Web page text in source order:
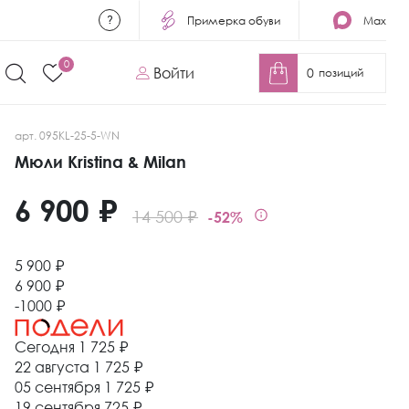
Примерка обуви Max
0
Войти 0 позиций
арт. 095KL-25-5-WN
Мюли Kristina & Milan
14 500 ₽ -52%
6 900 ₽
5 900 ₽
6 900 ₽
-1000 ₽
Сегодня 1 725 ₽
22 августа 1 725 ₽
05 сентября 1 725 ₽